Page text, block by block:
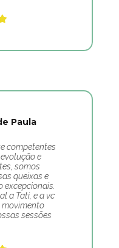
Paula
competentes
e
somos
queixas e
excepcionais.
a Tati, e a vc
movimento
sessões